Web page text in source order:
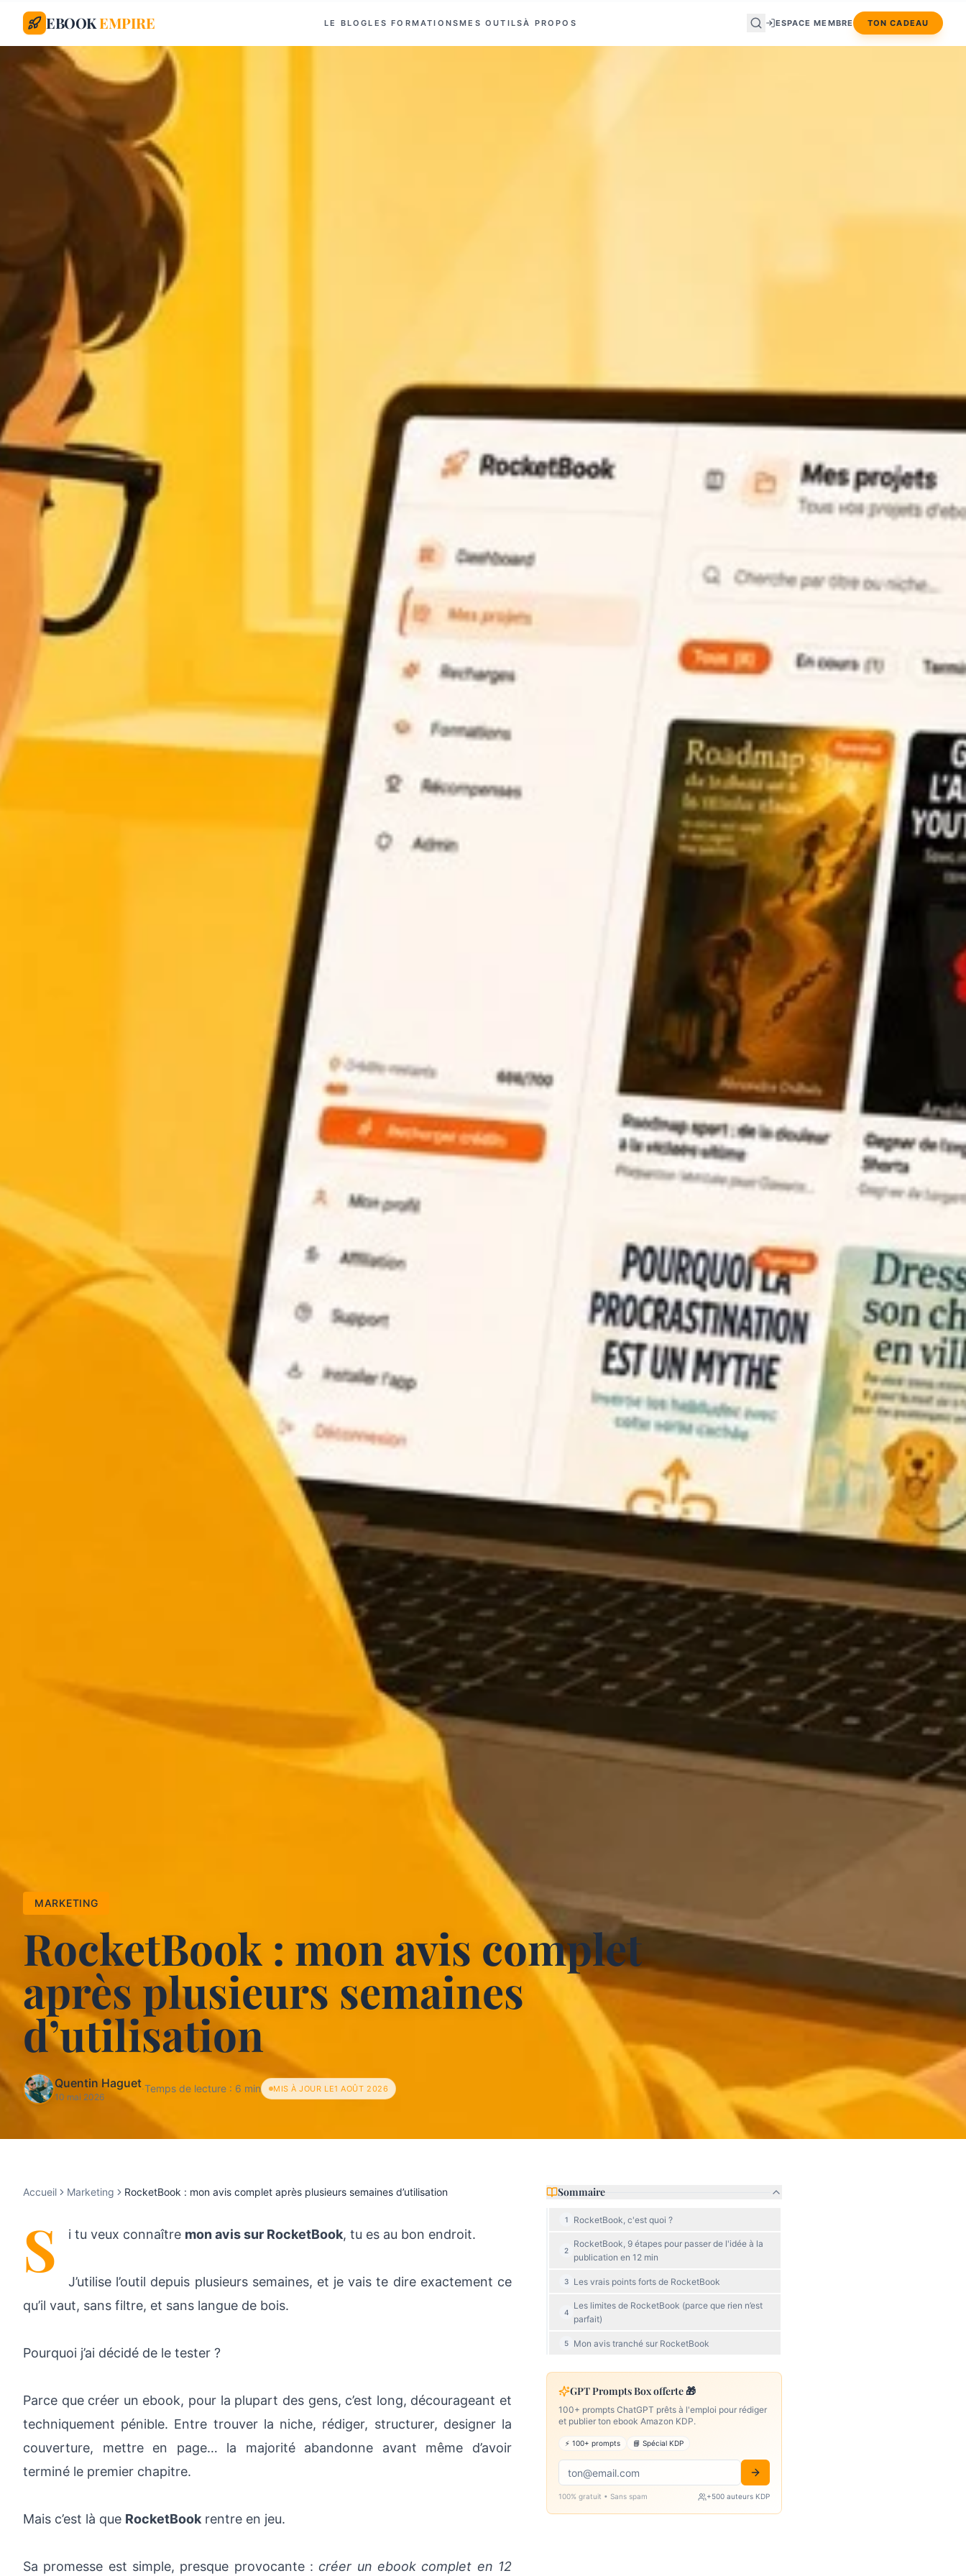
EBOOKEMPIRE LE BLOGLES FORMATIONSMES OUTILSÀ PROPOS ESPACE MEMBRE TON CADEAU
MARKETING
RocketBook : mon avis complet
après plusieurs semaines
d’utilisation
Quentin Haguet
10 mai 2026
·Temps de lecture : 6 min MIS À JOUR LE1 AOÛT 2026
Accueil Marketing RocketBook : mon avis complet après plusieurs semaines d’utilisation
S i tu veux connaître mon avis sur RocketBook, tu es au bon endroit.
J’utilise l’outil depuis plusieurs semaines, et je vais te dire exactement ce
qu’il vaut, sans filtre, et sans langue de bois.
Pourquoi j’ai décidé de le tester ?
Parce que créer un ebook, pour la plupart des gens, c’est long, décourageant et
techniquement pénible. Entre trouver la niche, rédiger, structurer, designer la
couverture, mettre en page… la majorité abandonne avant même d’avoir
terminé le premier chapitre.
Mais c’est là que RocketBook rentre en jeu.
Sa promesse est simple, presque provocante : créer un ebook complet en 12
Sommaire
1 RocketBook, c'est quoi ?
2
RocketBook, 9 étapes pour passer de l'idée à la
publication en 12 min
3 Les vrais points forts de RocketBook
4
Les limites de RocketBook (parce que rien n’est
parfait)
5 Mon avis tranché sur RocketBook
GPT Prompts Box offerte 🎁
100+ prompts ChatGPT prêts à l'emploi pour rédiger
et publier ton ebook Amazon KDP.
⚡ 100+ prompts 📘 Spécial KDP
100% gratuit • Sans spam +500 auteurs KDP